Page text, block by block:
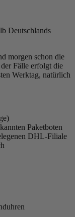
Deutschlands
morgen schon die
Fälle erfolgt die
Werktag, natürlich
Paketboten
DHL-Filiale